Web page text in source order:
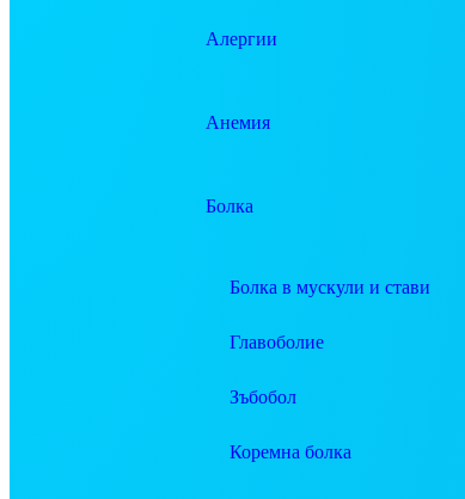
Алергии
Анемия
Болка
Болка в мускули и стави
Главоболие
Зъбобол
Коремна болка